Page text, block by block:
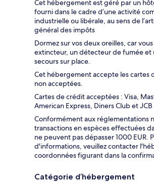
Cet hébergement est géré par un
fourni dans le cadre d’une activité
industrielle ou libérale, au sens de
général des impôts
Dormez sur vos deux oreilles, car
extincteur, un détecteur de fumée et
secours sur place.
Cet hébergement accepte les cartes
non acceptées.
Cartes de crédit acceptées : Visa,
American Express, Diners Club et
Conformément aux réglementations
transactions en espèces effectuées
ne peuvent pas dépasser 1000 EUR.
d'informations, veuillez contacter
coordonnées figurant dans la
Catégorie d’hébergement